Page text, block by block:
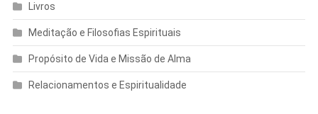
Livros
Meditação e Filosofias Espirituais
Propósito de Vida e Missão de Alma
Relacionamentos e Espiritualidade